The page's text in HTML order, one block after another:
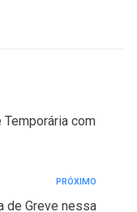
com
PRÓXIMO
de Greve nessa